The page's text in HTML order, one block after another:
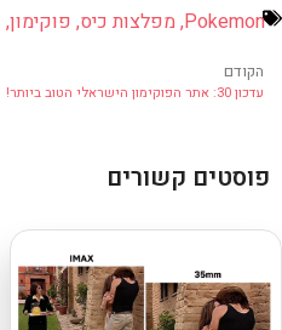
Pokemon
,מפלצות כיס, פוקימון,
הקודם
עדכון 30: אתר הפוקימון הישראלי הטוב ביותר!
פוסטים קשורים